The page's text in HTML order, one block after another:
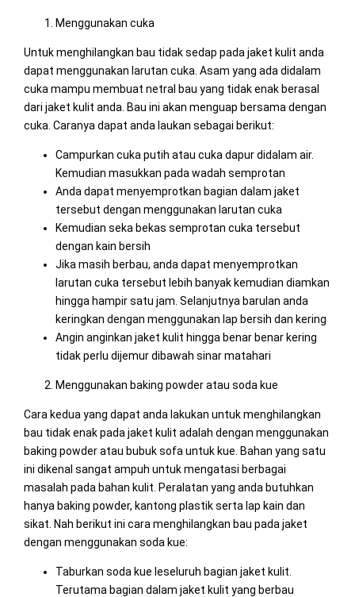
Menggunakan cuka
Untuk menghilangkan bau tidak sedap pada jaket kulit anda
dapat menggunakan larutan cuka. Asam yang ada didalam
cuka mampu membuat netral bau yang tidak enak berasal
dari jaket kulit anda. Bau ini akan menguap bersama dengan
cuka. Caranya dapat anda laukan sebagai berikut:
Campurkan cuka putih atau cuka dapur didalam air.
Kemudian masukkan pada wadah semprotan
Anda dapat menyemprotkan bagian dalam jaket
tersebut dengan menggunakan larutan cuka
Kemudian seka bekas semprotan cuka tersebut
dengan kain bersih
Jika masih berbau, anda dapat menyemprotkan
larutan cuka tersebut lebih banyak kemudian diamkan
hingga hampir satu jam. Selanjutnya barulan anda
keringkan dengan menggunakan lap bersih dan kering
Angin anginkan jaket kulit hingga benar benar kering
tidak perlu dijemur dibawah sinar matahari
Menggunakan baking powder atau soda kue
Cara kedua yang dapat anda lakukan untuk menghilangkan
bau tidak enak pada jaket kulit adalah dengan menggunakan
baking powder atau bubuk sofa untuk kue. Bahan yang satu
ini dikenal sangat ampuh untuk mengatasi berbagai
masalah pada bahan kulit. Peralatan yang anda butuhkan
hanya baking powder, kantong plastik serta lap kain dan
sikat. Nah berikut ini cara menghilangkan bau pada jaket
dengan menggunakan soda kue:
Taburkan soda kue leseluruh bagian jaket kulit.
Terutama bagian dalam jaket kulit yang berbau